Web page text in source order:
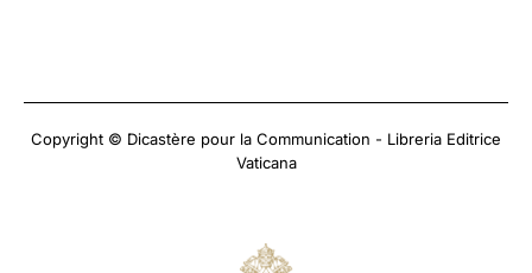
Copyright © Dicastère pour la Communication - Libreria Editrice
Vaticana